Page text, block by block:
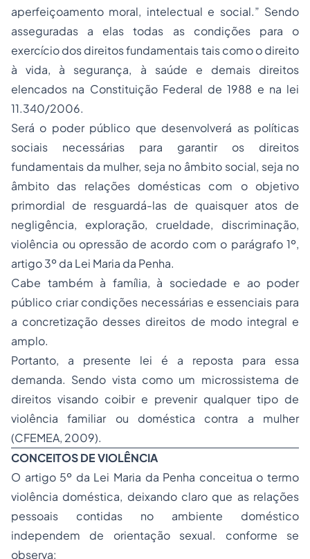
aperfeiçoamento moral, intelectual e social.” Sendo
asseguradas a elas todas as condições para o
exercício dos direitos fundamentais tais como o direito
à vida, à segurança, à saúde e demais direitos
elencados na Constituição Federal de 1988 e na lei
11.340/2006.
Será o poder público que desenvolverá as políticas
sociais necessárias para garantir os direitos
fundamentais da mulher, seja no âmbito social, seja no
âmbito das relações domésticas com o objetivo
primordial de resguardá-las de quaisquer atos de
negligência, exploração, crueldade, discriminação,
violência ou opressão de acordo com o parágrafo 1º,
artigo 3º da Lei Maria da Penha.
Cabe também à família, à sociedade e ao poder
público criar condições necessárias e essenciais para
a concretização desses direitos de modo integral e
amplo.
Portanto, a presente lei é a reposta para essa
demanda. Sendo vista como um microssistema de
direitos visando coibir e prevenir qualquer tipo de
violência familiar ou doméstica contra a mulher
(CFEMEA, 2009).
CONCEITOS DE VIOLÊNCIA
O artigo 5º da Lei Maria da Penha conceitua o termo
violência doméstica, deixando claro que as relações
pessoais contidas no ambiente doméstico
independem de orientação sexual. conforme se
observa: